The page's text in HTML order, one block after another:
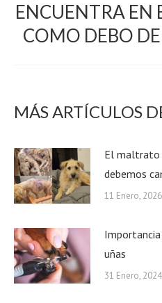
ENCUENTRA EN
COMO DEBO
MÁS ARTÍCULOS
El maltrato
debemos
11 Enero, 2026
uñas
31 Enero, 2024